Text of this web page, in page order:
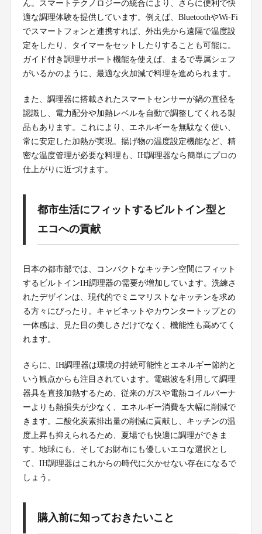
ん。スマートテクノロジーの統合により、さらに便利で快
適な調理体験を提供しています。例えば、BluetoothやWi-Fi
でスマートフォンと連携すれば、外出先から遠隔で温度設
定をしたり、タイマーをセットしたりすることも可能に。
ガイド付き調理サポート機能を使えば、まるで専属シェフ
がいるかのように、最適な火加減で料理を進められます。
また、調理器に搭載されたスマートセンサーが鍋の直径を
認識し、電力配分や加熱レベルを自動で調整してくれる製
品もあります。これにより、エネルギーを無駄なく使い、
常に安定した加熱が実現。揚げ物の温度設定機能など、精
密な温度管理が必要な料理も、IH調理器なら簡単にプロの
仕上がりに近づけます。
都市生活にフィットするビルトイン型と
エコへの貢献
日本の都市部では、コンパクトなキッチン空間にフィット
するビルトインIH調理器の需要が増加しています。洗練さ
れたデザインは、現代的でミニマリストなキッチンを求め
る方々にぴったり。キャビネットやカウンタートップとの
一体感は、見た目の美しさだけでなく、機能性も高めてく
れます。
さらに、IH調理器は環境の持続可能性とエネルギー節約と
いう観点からも注目されています。電磁波を利用して調理
器具を直接加熱するため、従来のガスや電熱コイルバーナ
ーよりも熱損失が少なく、エネルギー消費を大幅に削減で
きます。二酸化炭素排出量の削減に貢献し、キッチンの温
度上昇も抑えられるため、夏場でも快適に調理ができま
す。地球にも、そしてお財布にも優しいエコな選択とし
て、IH調理器はこれからの時代に欠かせない存在になるで
しょう。
購入前に知っておきたいこと